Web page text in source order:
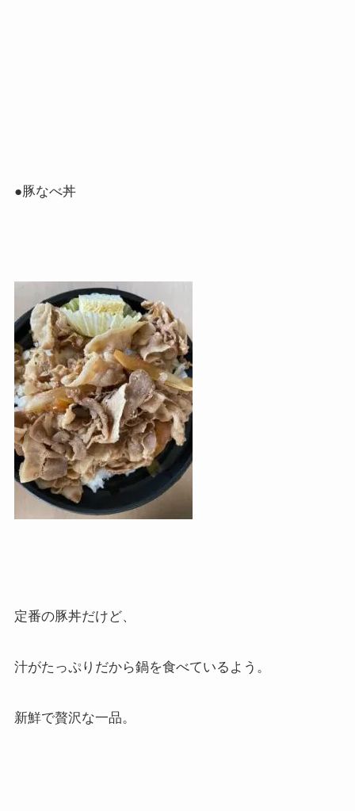
●豚なべ丼
定番の豚丼だけど、
汁がたっぷりだから鍋を食べているよう。
新鮮で贅沢な一品。